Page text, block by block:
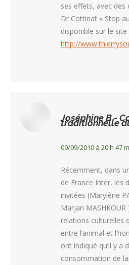
ses effets, avec des
Dr Cottinat « Stop
disponible sur le site
http://
Joséphine B -
traditionnelle
09/09/2010 à 20 h 47
Récemment, dans
de France Inter, les
invitées (Marylène
Marjan
relations culturelles
entre l’animal et
ont indiqué qu’il y a
consommation de